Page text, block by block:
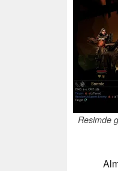
Resimde